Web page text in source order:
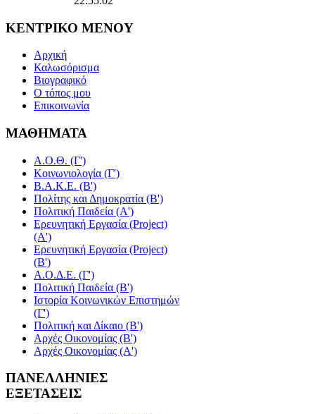
ΚΕΝΤΡΙΚΟ ΜΕΝΟΥ
Αρχική
Καλωσόρισμα
Βιογραφικό
Ο τόπος μου
Επικοινωνία
ΜΑΘΗΜΑΤΑ
Α.Ο.Θ. (Γ')
Κοινωνιολογία (Γ')
Β.Α.Κ.Ε. (Β')
Πολίτης και Δημοκρατία (Β')
Πολιτική Παιδεία (A')
Ερευνητική Εργασία (Project)
(Α')
Ερευνητική Εργασία (Project)
(Β')
Α.Ο.Δ.Ε. (Γ')
Πολιτική Παιδεία (Β')
Ιστορία Κοινωνικών Επιστημών
(Γ')
Πολιτική και Δίκαιο (Β')
Αρχές Οικονομίας (Β')
Αρχές Οικονομίας (Α')
ΠΑΝΕΛΛΗΝΙΕΣ
ΕΞΕΤΑΣΕΙΣ